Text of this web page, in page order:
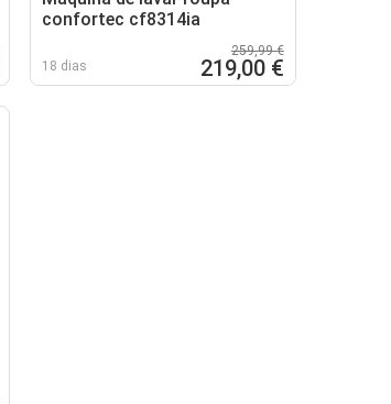
confortec cf8314ia
18 dias
259,99 €
219,00 €